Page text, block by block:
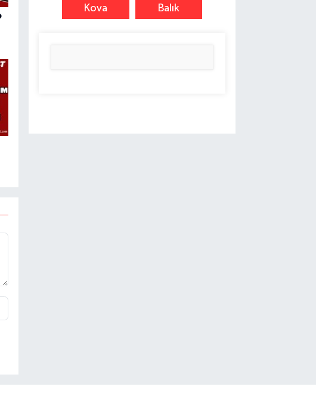
Kova Balık